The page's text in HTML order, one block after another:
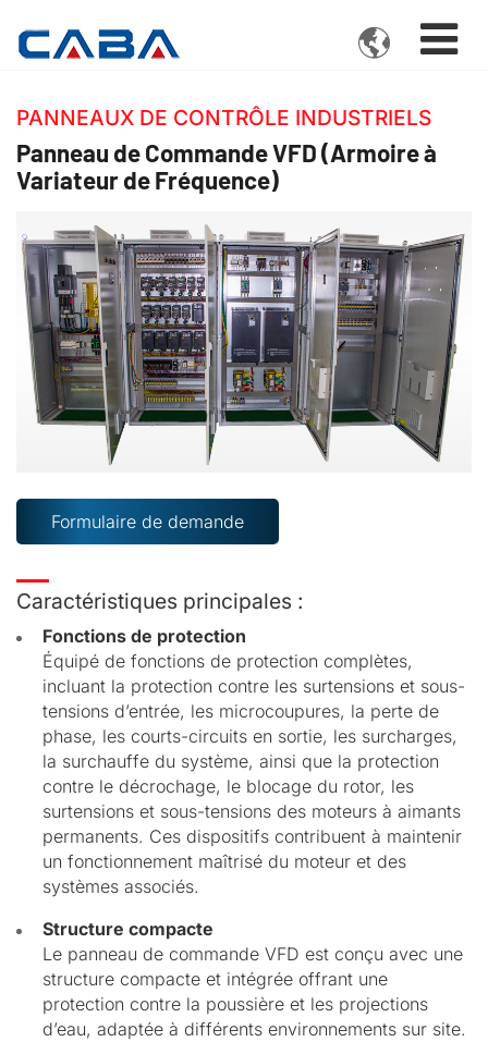

PANNEAUX DE CONTRÔLE INDUSTRIELS
Panneau de Commande VFD (Armoire à
Variateur de Fréquence)
Formulaire de demande
Caractéristiques principales :
Fonctions de protection
Équipé de fonctions de protection complètes,
incluant la protection contre les surtensions et sous-
tensions d’entrée, les microcoupures, la perte de
phase, les courts-circuits en sortie, les surcharges,
la surchauffe du système, ainsi que la protection
contre le décrochage, le blocage du rotor, les
surtensions et sous-tensions des moteurs à aimants
permanents. Ces dispositifs contribuent à maintenir
un fonctionnement maîtrisé du moteur et des
systèmes associés.
Structure compacte
Le panneau de commande VFD est conçu avec une
structure compacte et intégrée offrant une
protection contre la poussière et les projections
d’eau, adaptée à différents environnements sur site.